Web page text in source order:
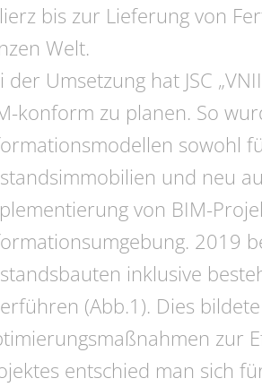
bis zur Lieferung von
Welt.
der Umsetzung hat JSC
konform zu planen. So
sowohl
und neu
von BIM-
2019
inklusive
(Abb.1). Dies
zur
entschied man sich